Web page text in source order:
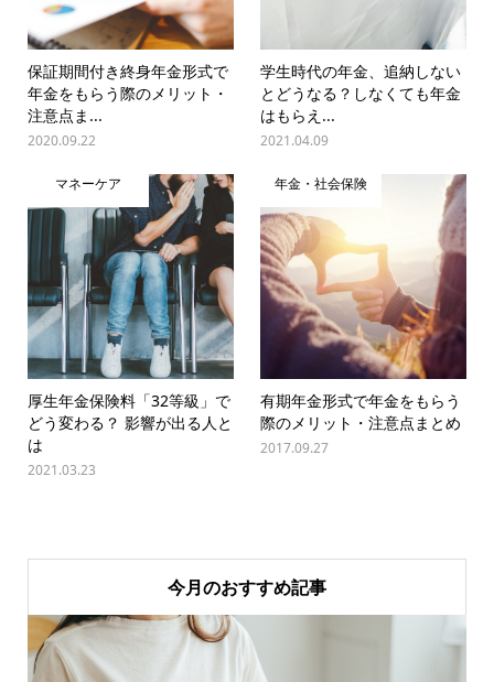
保証期間付き終身年金形式で
年金をもらう際のメリット・
注意点ま...
2020.09.22
学生時代の年金、追納しない
とどうなる？しなくても年金
はもらえ...
2021.04.09
マネーケア
厚生年金保険料「32等級」で
どう変わる？ 影響が出る人と
は
2021.03.23
年金・社会保険
有期年金形式で年金をもらう
際のメリット・注意点まとめ
2017.09.27
今月のおすすめ記事